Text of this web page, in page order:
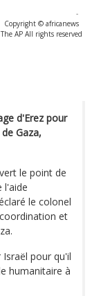
-
Copyright © africanews
AP All rights reserved
d'Erez pour
Gaza,
le point de
l'aide
le colonel
et
pour qu'il
humanitaire à